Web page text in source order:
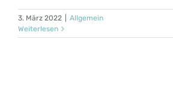
3. März 2022
Allgemein
Weiterlesen